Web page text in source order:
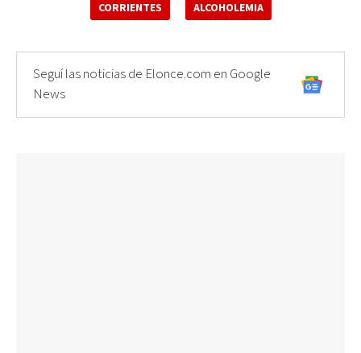
CORRIENTES ALCOHOLEMIA
Seguí las noticias de Elonce.com en Google
News